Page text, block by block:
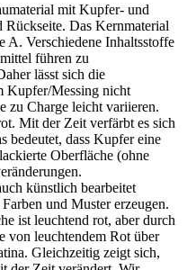
mit Kupfer- und
Das Kernmaterial
A. Verschiedene Inhaltsstoffe
führen zu
lässt sich die
Kupfer/Messing nicht
zu Charge leicht variieren.
Mit der Zeit verfärbt es sich
bedeutet, dass Kupfer eine
Oberfläche (ohne
künstlich bearbeitet
und Muster erzeugen.
ist leuchtend rot, aber durch
von leuchtendem Rot über
Gleichzeitig zeigt sich,